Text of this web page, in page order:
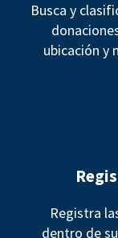
Busca y
ubicación y
Registra
dentro de